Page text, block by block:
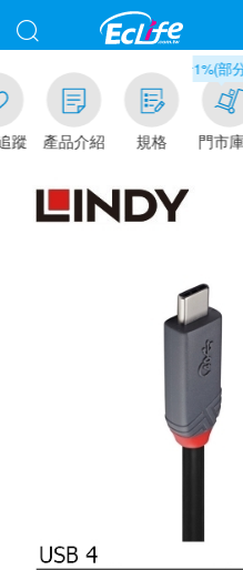
蹤 產品介紹 規格
滿千元門市取貨現折1%(部分
門市